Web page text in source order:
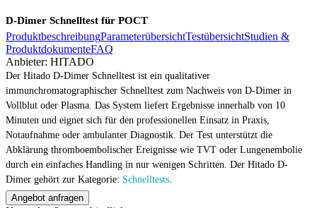
D-Dimer Schnelltest für POCT
ProduktbeschreibungParameterübersichtTestübersichtStudien &
ProduktdokumenteFAQ
Anbieter: HITADO
Der Hitado D-Dimer Schnelltest ist ein qualitativer
immunchromatographischer Schnelltest zum Nachweis von D-Dimer in
Vollblut oder Plasma. Das System liefert Ergebnisse innerhalb von 10
Minuten und eignet sich für den professionellen Einsatz in Praxis,
Notaufnahme oder ambulanter Diagnostik. Der Test unterstützt die
Abklärung thromboembolischer Ereignisse wie TVT oder Lungenembolie
durch ein einfaches Handling in nur wenigen Schritten. Der Hitado D-
Dimer gehört zur Kategorie: Schnelltests
Angebot anfragen